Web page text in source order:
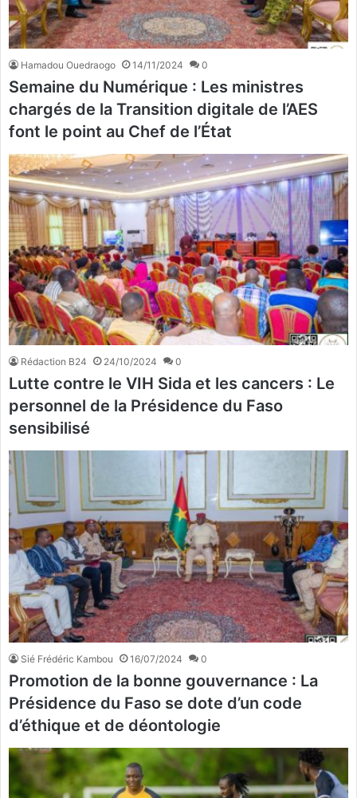
Hamadou Ouedraogo 14/11/2024 0
Semaine du Numérique : Les ministres
chargés de la Transition digitale de l’AES
font le point au Chef de l’État
Rédaction B24 24/10/2024 0
Lutte contre le VIH Sida et les cancers : Le
personnel de la Présidence du Faso
sensibilisé
Sié Frédéric Kambou 16/07/2024 0
Promotion de la bonne gouvernance : La
Présidence du Faso se dote d’un code
d’éthique et de déontologie